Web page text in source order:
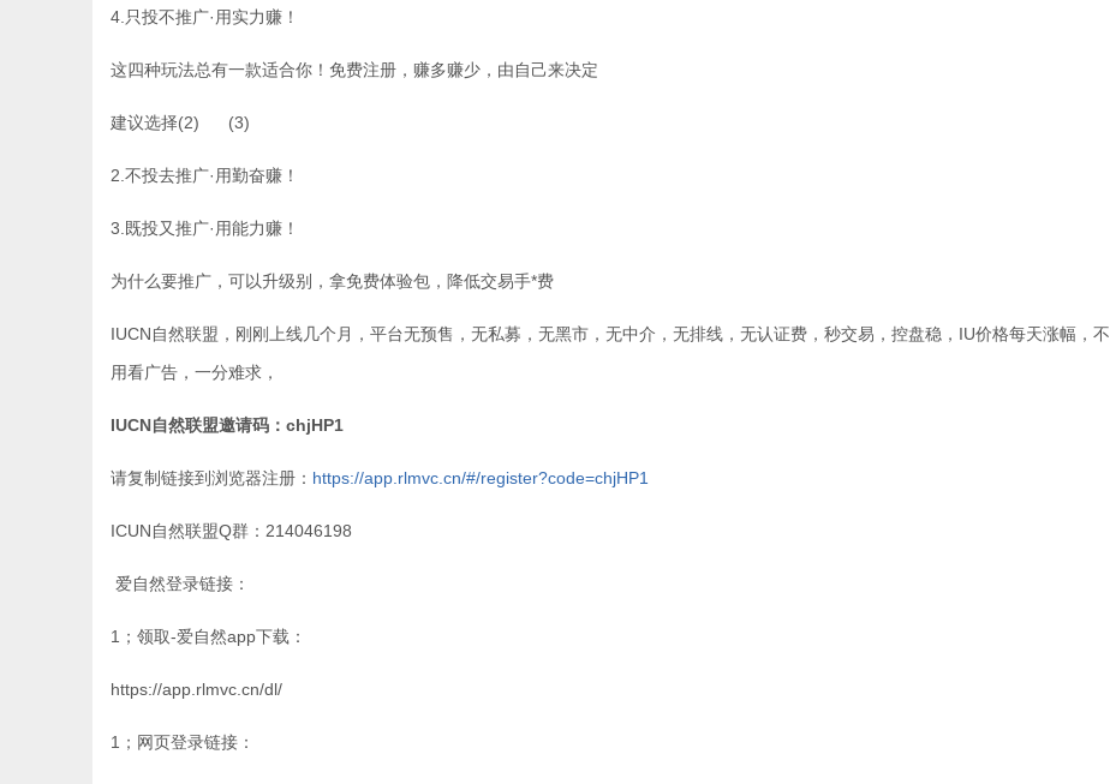
4.只投不推广·用实‬力赚！
这四种玩法总有‬一款适合你！免费注册，赚多‬赚少，由自己来决定
建议选择(2) (3)
2.不投去推广·用勤奋赚！
3.既投又推广·用能力赚！
为什么要推广，可以升级别，拿免费体验包，降低交易手*费
IUCN自然联盟，刚刚上线几个月，平台无预售，无私募，无黑市，无中介，无排线，无认证费，秒交易，控盘稳，IU价格每天涨幅，不
用看广告，一分难求，
IUCN自然联盟邀请码：chjHP1
请复制链接到浏览器注册： https://app.rlmvc.cn/#/register?code=chjHP1
ICUN自然联盟Q群：214046198
爱自然登录链接：
1；领取-爱自然app下载：
https://app.rlmvc.cn/dl/
1；网页登录链接：